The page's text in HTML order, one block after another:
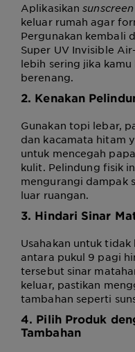
Aplikasikansunscreen
keluar rumah agar
Pergunakan kembali
Super UV Invisible
lebih sering jika
berenang.
2. Kenakan
Gunakan topi lebar,
dan kacamata hitam
untuk mencegah
kulit. Pelindung fisik
mengurangi dampak
luar ruangan.
3. Hindari Sinar
Usahakan untuk
antara pukul 9 pagi
tersebut sinar
keluar, pastikan
tambahan seperti
4. Pilih Produk
Tambahan